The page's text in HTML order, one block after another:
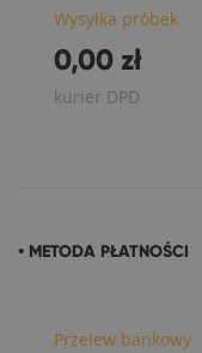
Wysyłka próbek
0,00 zł
kurier DPD
• METODA PŁATNOŚCI
Przelew bankowy